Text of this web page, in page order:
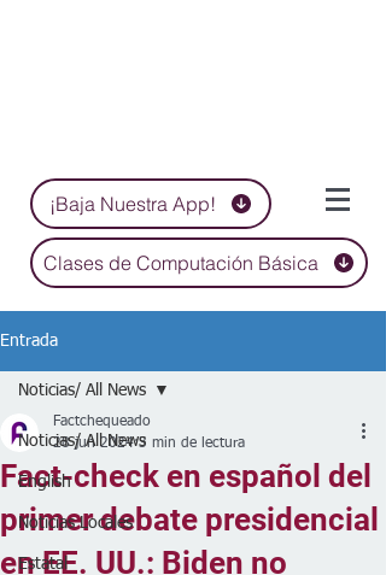
¡Baja Nuestra App!
Clases de Computación Básica
Entrada
Noticias/ All News
English
Noticias Locales
Estatal
Noticias/ All News
Fact-check en español del
primer debate presidencial
en EE. UU.: Biden no
Factchequeado
28 jun 2024 3 min de lectura